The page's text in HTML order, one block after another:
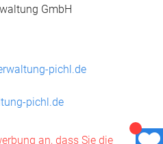
GmbH
pichl.de
pichl.de
an, dass Sie die